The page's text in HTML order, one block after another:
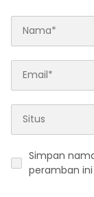
Simpan
peramban